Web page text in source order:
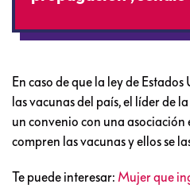
En caso de que la ley de
las vacunas del país, el líder de
un convenio con una
compren las vacunas y ellos se
Te puede interesar: Mujer que